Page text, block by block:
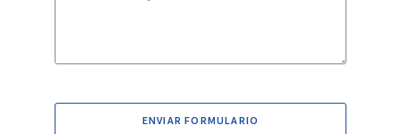
ENVIAR FORMULARIO